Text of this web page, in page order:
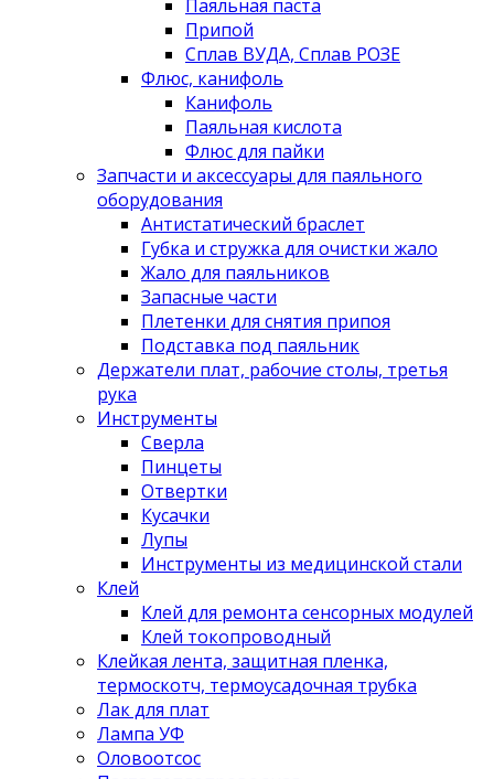
Паяльная паста
Припой
Сплав ВУДА, Сплав РОЗЕ
Флюс, канифоль
Канифоль
Паяльная кислота
Флюс для пайки
Запчасти и аксессуары для паяльного
оборудования
Антистатический браслет
Губка и стружка для очистки жало
Жало для паяльников
Запасные части
Плетенки для снятия припоя
Подставка под паяльник
Держатели плат, рабочие столы, третья
рука
Инструменты
Сверла
Пинцеты
Отвертки
Кусачки
Лупы
Инструменты из медицинской стали
Клей
Клей для ремонта сенсорных модулей
Клей токопроводный
Клейкая лента, защитная пленка,
термоскотч, термоусадочная трубка
Лак для плат
Лампа УФ
Оловоотсос